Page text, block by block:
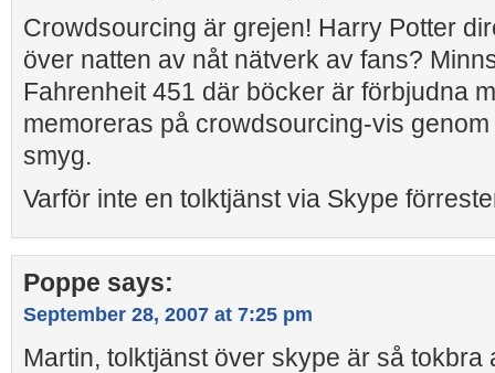
Crowdsourcing är grejen! Harry Potter
över natten av nåt nätverk av fans?
Fahrenheit 451 där böcker är förbjudna
memoreras på crowdsourcing-vis
smyg.
Varför inte en tolktjänst via Skype
Poppe says:
September 28, 2007 at 7:25 pm
Martin, tolktjänst över skype är så tokbra